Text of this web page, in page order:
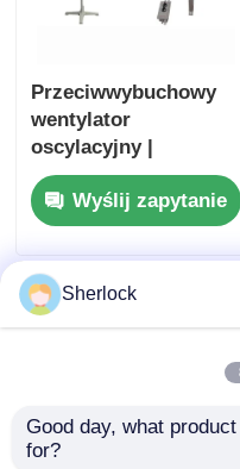
Przeciwwybuchowy
wentylator
oscylacyjny |
Przemysłowy
wentylator chłodzący
do stref
niebezpiecznych
Wyślij zapytanie
Sherlock
Good day, what
for?